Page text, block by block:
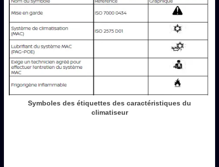
Symboles des étiquettes des caractéristiques du
climatiseur